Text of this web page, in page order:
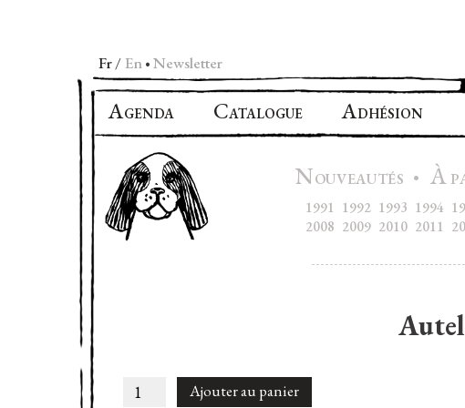
Fr En•Newsletter
AGENDA CATALOGUE ADHÉSION
NOUVEAUTÉS • À
1991 1992 1993 1994
2008 2009 2010 2011
quantité
Ajouter au panier